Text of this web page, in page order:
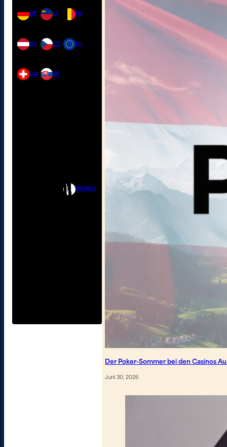
DE
AT
CH
LI
CZ
SK
BE
EU
WORLD
Der Poker-Sommer bei den Casinos
Juni 30, 2026